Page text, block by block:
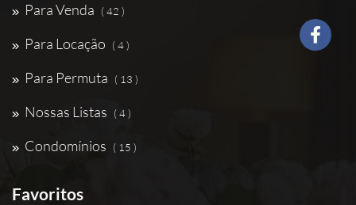
Para Venda ( 42 )
Para Locação ( 4 )
Para Permuta ( 13 )
Nossas Listas ( 4 )
Condomínios ( 15 )
Favoritos